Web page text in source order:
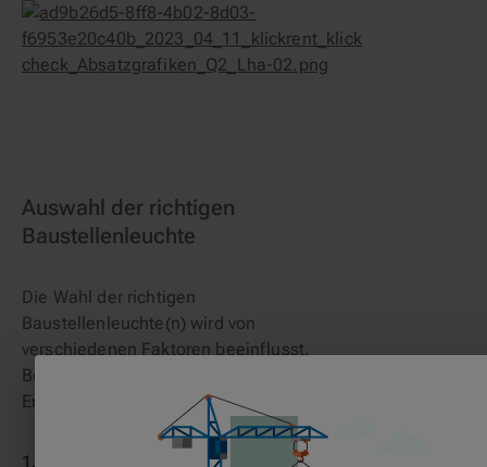
Auswahl der richtigen
Baustellenleuchte
Die Wahl der richtigen
Baustellenleuchte(n) wird von
verschiedenen Faktoren beeinflusst.
Beachten Sie diese Richtlinien bei Ihrer
Entscheidungsfindung:
Bei der Auswahl der